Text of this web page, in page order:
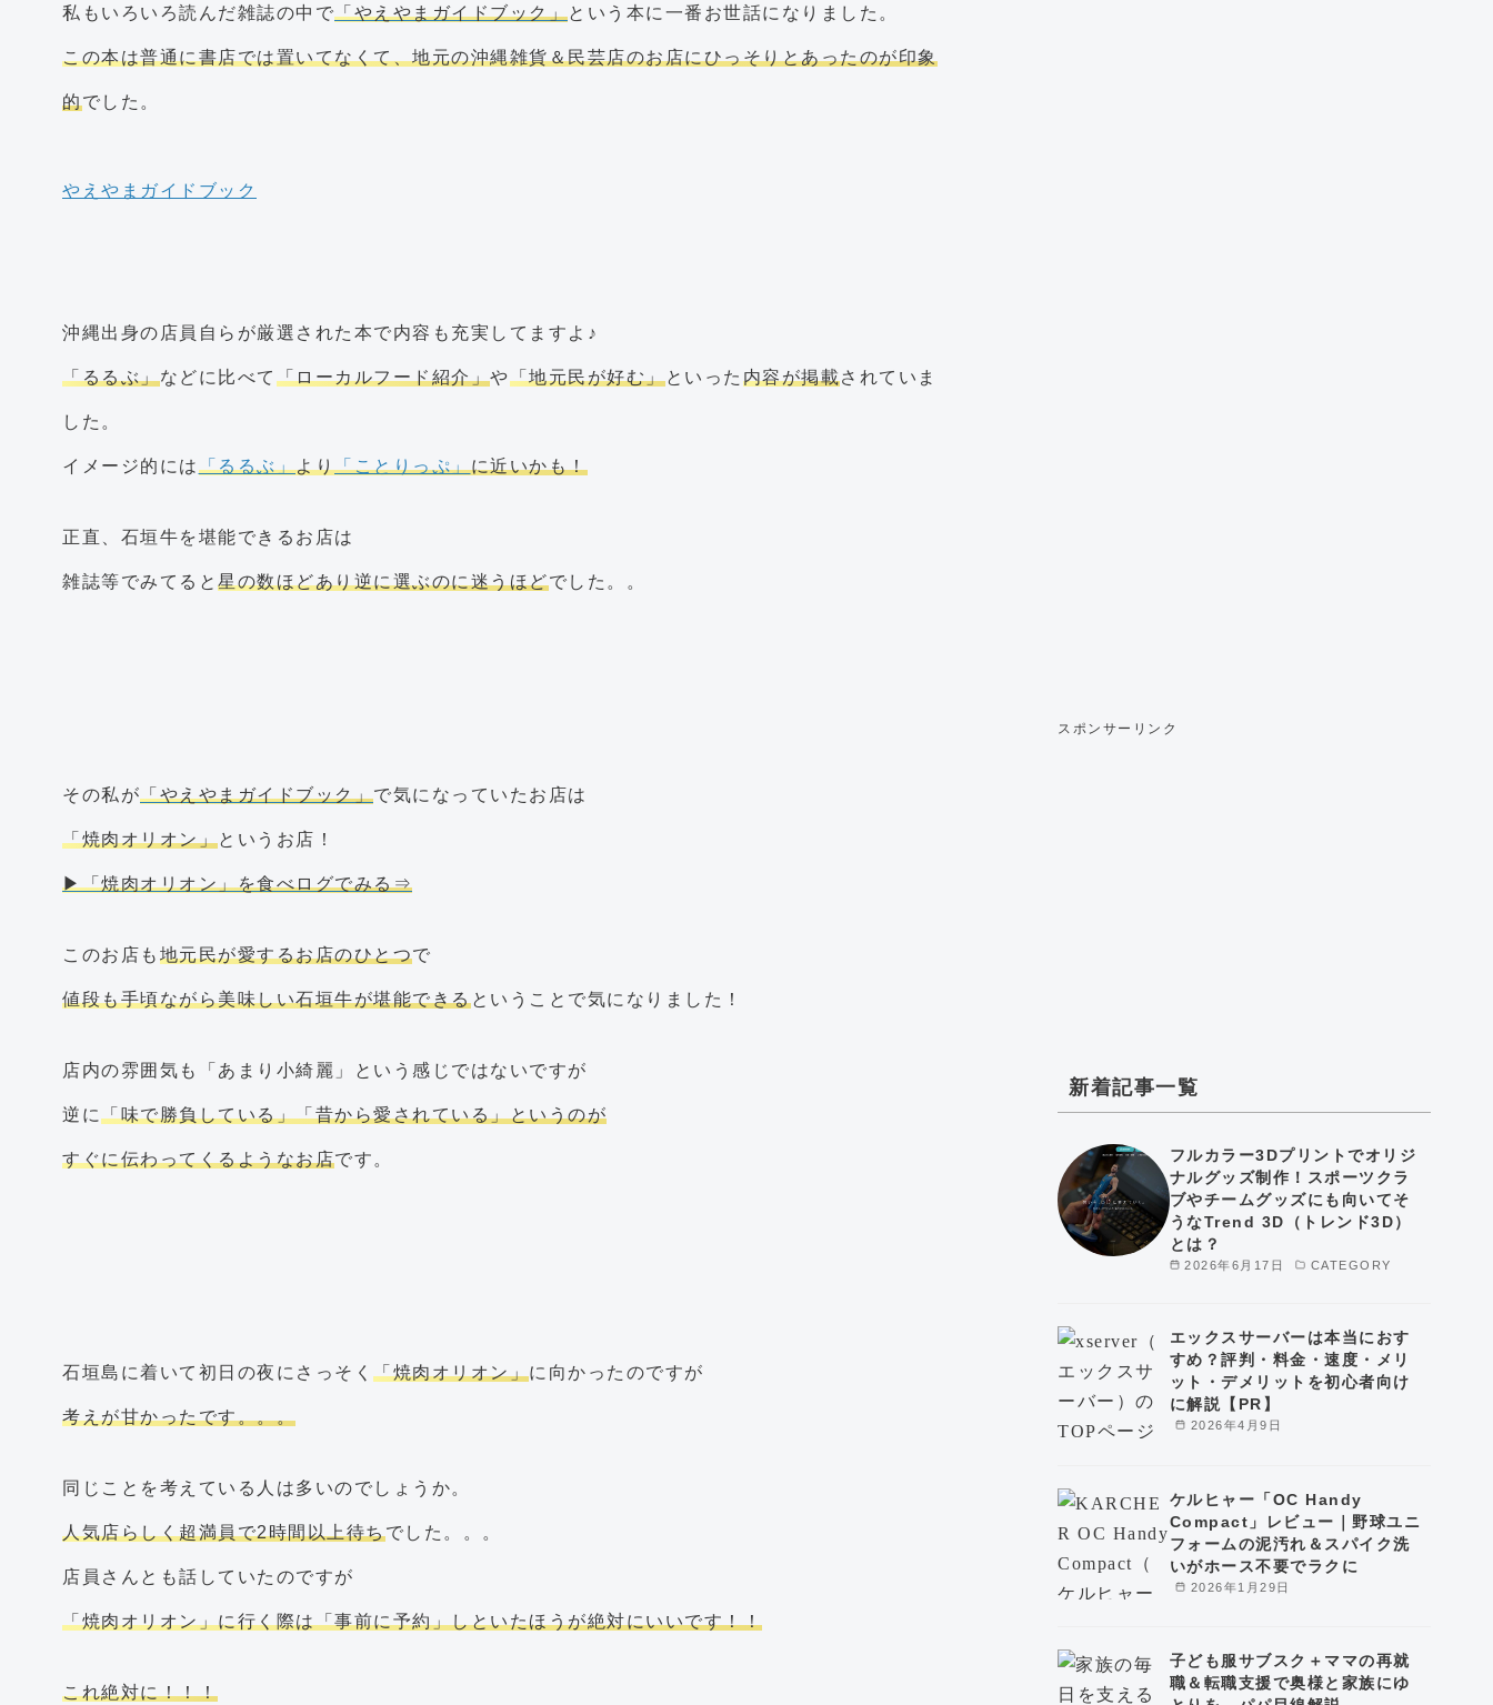
私もいろいろ読んだ雑誌の中で「やえやまガイドブック」という本に一番お世話になりました。
この本は普通に書店では置いてなくて、地元の沖縄雑貨＆民芸店のお店にひっそりとあったのが印象
的でした。
やえやまガイドブック
沖縄出身の店員自らが厳選された本で内容も充実してますよ♪
「るるぶ」などに比べて 「ローカルフード紹介」や「地元民が好む」といった 内容が掲載されていま
した。
イメージ的には「るるぶ」より「ことりっぷ」に近いかも！
正直、石垣牛を堪能できるお店は
雑誌等でみてると 星の数ほどあり逆に選ぶのに迷うほどでした。。
その私が「やえやまガイドブック」で気になっていたお店は
「焼肉オリオン」というお店！
▶「焼肉オリオン」を食べログでみる⇒
このお店も 地元民が愛するお店のひとつで
値段も手頃ながら美味しい石垣牛が堪能できるということで気になりました！
店内の雰囲気も「あまり小綺麗」という感じではないですが
逆に「味で勝負している」「昔から愛されている」というのが
すぐに伝わってくるようなお店です。
石垣島に着いて初日の夜にさっそく 「焼肉オリオン」に向かったのですが
考えが甘かったです。。。
同じことを考えている人は多いのでしょうか。
人気店らしく超満員で2時間以上待ちでした。。。
店員さんとも話していたのですが
「焼肉オリオン」に行く際は「事前に予約」しといたほうが絶対にいいです！！
これ絶対に！！！
スポンサーリンク
新着記事一覧
2026年6月17日 CATEGORY
フルカラー3Dプリントでオリジ
ナルグッズ制作！スポーツクラ
ブやチームグッズにも向いてそ
うなTrend 3D（トレンド3D）
とは？
2026年4月9日
エックスサーバーは本当におす
すめ？評判・料金・速度・メリ
ット・デメリットを初心者向け
に解説【PR】
2026年1月29日
ケルヒャー「OC Handy
Compact」レビュー｜野球ユニ
フォームの泥汚れ＆スパイク洗
いがホース不要でラクに
子ども服サブスク＋ママの再就
職＆転職支援で奥様と家族にゆ